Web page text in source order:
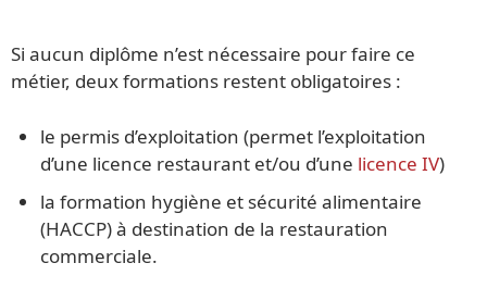
Si aucun diplôme n’est nécessaire pour faire ce
métier, deux formations restent obligatoires :
le permis d’exploitation (permet l’exploitation
d’une licence restaurant et/ou d’une licence IV)
la formation hygiène et sécurité alimentaire
(HACCP) à destination de la restauration
commerciale.